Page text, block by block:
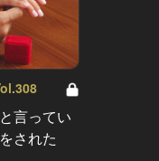
言ってい
された